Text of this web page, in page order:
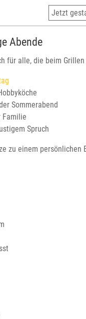
Jetzt
Abende
für alle, die beim
Sommerabend
Familie
Spruch
zu einem